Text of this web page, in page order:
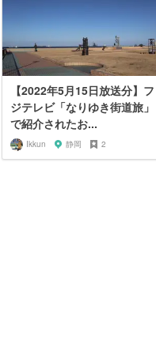
【2022年5月15日放送分】フ
ジテレビ「なりゆき街道旅」
で紹介されたお...
Ikkun 静岡 2